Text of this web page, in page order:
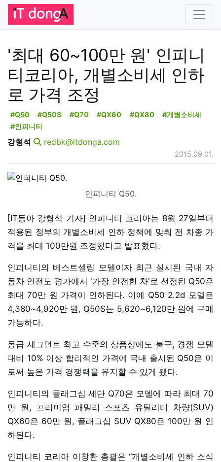
'최대 60~100만 원' 인피니
티코리아, 개별소비세 인하
로 가격 조정
#Q50 #Q50S #Q70 #QX60 #QX80
#개별소비세
#인피니티
강형석 redbk@itdonga.com
2015.09.01.
인피니티 Q50.
[IT동아 강형석 기자] 인피니티 코리아는 8월 27일부터
적용된 정부의 개별소비세 인하 정책에 맞춰 전 차종 가
격을 최대 100만원 조정했다고 발표혔다.
인피니티의 베스트셀링 모델이자 최근 실시된 국내 자
동차 안전도 평가에서 '가장 안전한 차'로 선정된 Q50은
최대 70만 원 가격이 인하된다. 이에 Q50 2.2d 모델은
4,380~4,920만 원, Q50S는 5,620~6,120만 원에 구매
가능하다.
동급 세그먼트 최고 수준의 상품성에도 불구, 경쟁 모델
대비 10% 이상 합리적인 가격에 국내 출시된 Q50은 이
로써 높은 가격 경쟁력을 유지할 수 있게 됐다.
인피니티의 플래그십 세단 Q70은 모델에 따라 최대 70
만 원, 프리미엄 패밀리 스포츠 유틸리티 차량(SUV)
QX60은 60만 원, 플래그십 SUV QX80은 100만 원 인
하된다.
인피니티 코리아 이창환 총괄은 “개별소비세 인하 소식